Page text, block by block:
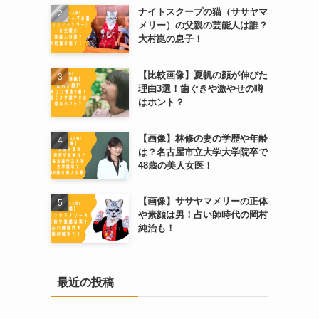
ナイトスクープの猫（ササヤマ
メリー）の父親の芸能人は誰？
大村崑の息子！
【比較画像】夏帆の顔が伸びた
理由3選！歯ぐきや激やせの噂
はホント？
【画像】林修の妻の学歴や年齢
は？名古屋市立大学大学院卒で
48歳の美人女医！
【画像】ササヤマメリーの正体
や素顔は男！占い師時代の岡村
純治も！
最近の投稿